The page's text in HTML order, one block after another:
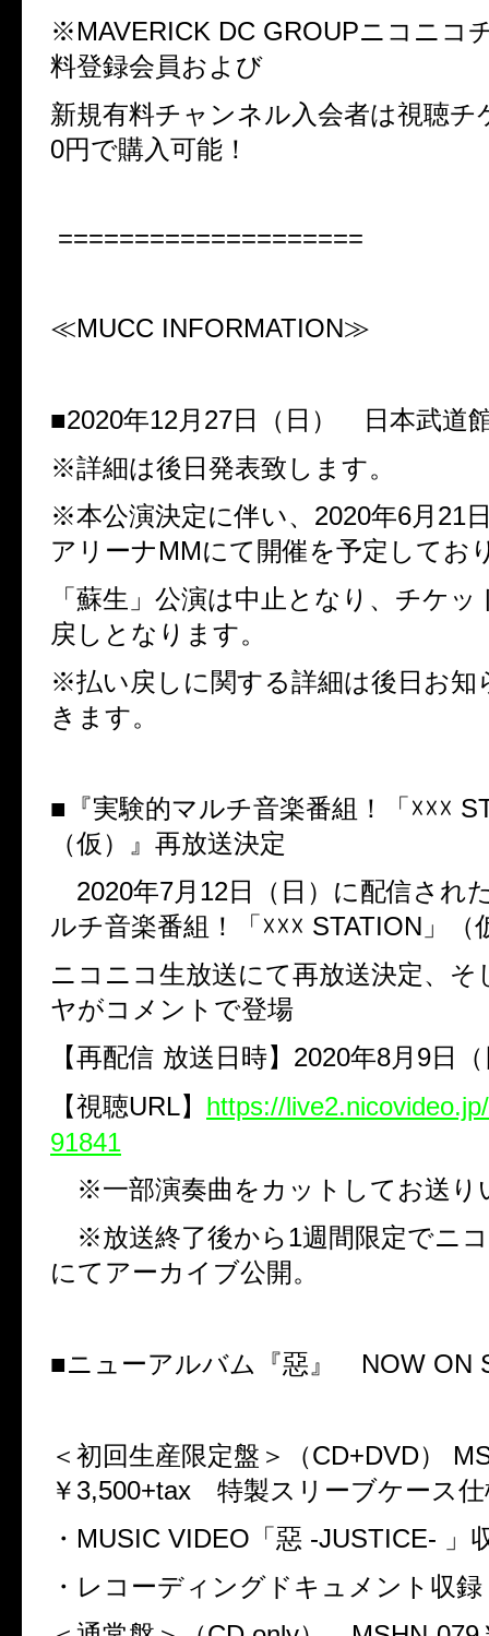
※MAVERICK DC GROUPニコニコ
料登録会員および
新規有料チャンネル入会者は視聴チ
0円で購入可能！
====================
≪MUCC INFORMATION≫
■2020年12月 27日（日） 日本武道
※詳細は後日発表致します。
※本公演決定に伴い、 2020年6月 21
アリーナMMにて開催を予定してお
「蘇生」公演は中止となり、チケ
戻しとなります。
※払い戻しに関する詳細は後日お知
きます。
■『実験的マルチ音楽番組！「☓☓☓
（仮）』再放送決定
2020年7月 12日（日）に配信され
ルチ音楽番組！「☓☓☓ STATION 」（
ニコニコ生放送にて再放送決定、そ
ヤがコメントで登場
【再配信 放送日時】 2020年8月 9日
【視聴URL】 https://
91841
※一部演奏曲をカットしてお送り
※放送終了後から1週間限定でニ
にてアーカイブ公開。
■ニューアルバム『惡』 NOW ON
＜初回生産限定盤＞（CD+DVD）
￥ 3,500+tax 特製スリーブケース仕
・ MUSIC VIDEO 「惡 -JUSTICE- 」
・レコーディングドキュメント収録